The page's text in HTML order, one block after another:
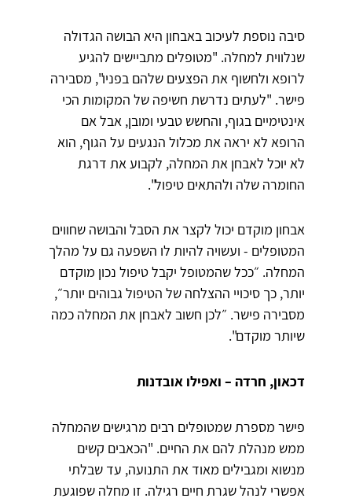
סיבה נוספת לעיכוב באבחון היא הבושה הגדולה
שנלווית למחלה. "מטופלים מתביישים להגיע
לרופא ולחשוף את הפצעים שלהם בפניו", מסבירה
פישר. "לעתים נדרשת חשיפה של המקומות הכי
אינטימיים בגוף, והחשש טבעי ומובן, אבל אם
הרופא לא יראה את מכלול הנגעים על הגוף, הוא
לא יוכל לאבחן את המחלה, לקבוע את דרגת
החומרה שלה ולהתאים טיפול".
אבחון מוקדם יכול לקצר את הסבל והבושה שחווים
המטופלים - ועשויה להיות לו השפעה גם על מהלך
המחלה. ״ככל שהמטופל יקבל טיפול נכון מוקדם
יותר, כך סיכויי ההצלחה של הטיפול גבוהים יותר״,
מסבירה פישר. ״לכן חשוב לאבחן את המחלה כמה
שיותר מוקדם".
דכאון, חרדה – ואפילו אובדנות
פישר מספרת שמטופלים רבים מרגישים שהמחלה
ממש מנהלת להם את החיים. "הכאבים קשים
מנשוא ומגבילים מאוד את התנועה, עד שבלתי
אפשרי לנהל שגרת חיים רגילה. זו מחלה שפוגעת